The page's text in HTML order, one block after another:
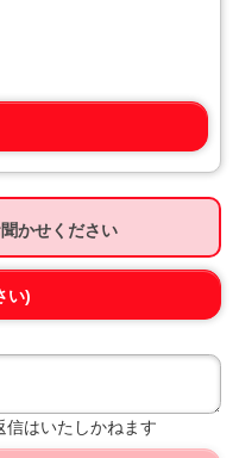
かせください
い)
信はいたしかねます